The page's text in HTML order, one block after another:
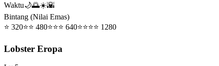
Waktu🌙🌅☀️🌇
Bintang (Nilai Emas)
⭐ 320⭐⭐ 480⭐⭐⭐ 640⭐⭐⭐⭐ 1280
Lobster Eropa